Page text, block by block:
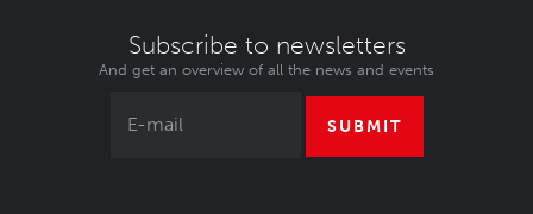
Subscribe to newsletters
And get an overview of all the news and events
SUBMIT